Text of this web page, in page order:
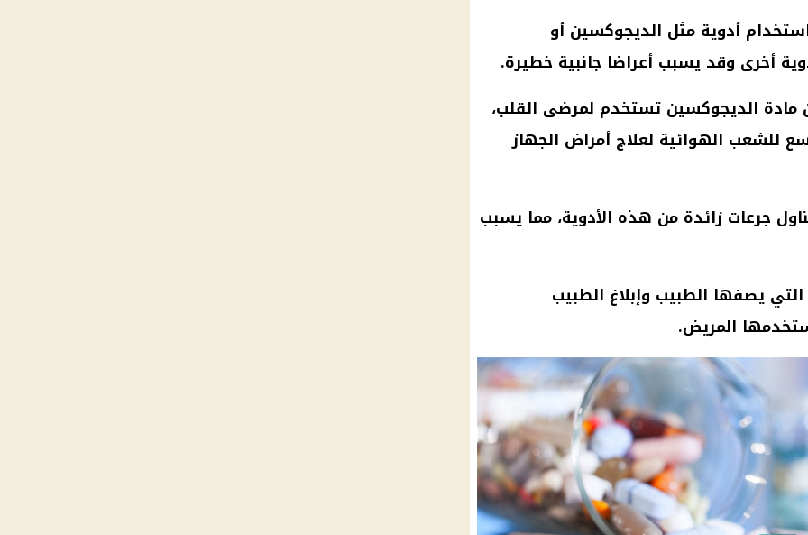
أدوية مثل الديجوكسين أو
أخرى وقد يسبب أعراضا جانبية خطيرة.
مادة الديجوكسين تستخدم لمرضى القلب،
للشعب الهوائية لعلاج أمراض الجهاز
جرعات زائدة من هذه الأدوية، مما يسبب
يصفها الطبيب وإبلاغ الطبيب
المريض.